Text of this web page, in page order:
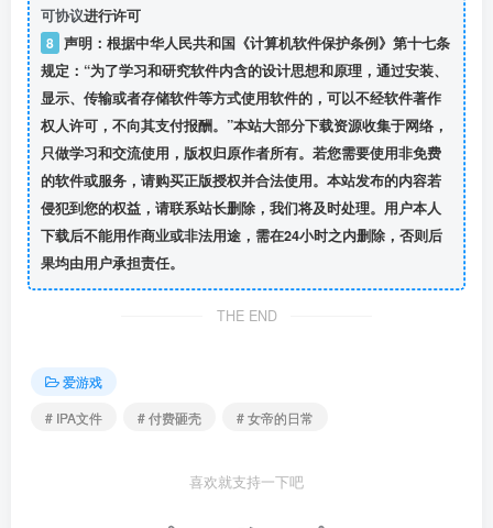
可协议进行许可
8 声明：根据中华人民共和国《计算机软件保护条例》第十七条
规定：“为了学习和研究软件内含的设计思想和原理，通过安装、
显示、传输或者存储软件等方式使用软件的，可以不经软件著作
权人许可，不向其支付报酬。”本站大部分下载资源收集于网络，
只做学习和交流使用，版权归原作者所有。若您需要使用非免费
的软件或服务，请购买正版授权并合法使用。本站发布的内容若
侵犯到您的权益，请联系站长删除，我们将及时处理。用户本人
下载后不能用作商业或非法用途，需在24小时之内删除，否则后
果均由用户承担责任。
THE END
爱游戏
# IPA文件
# 付费砸壳 # 女帝的日常
喜欢就支持一下吧